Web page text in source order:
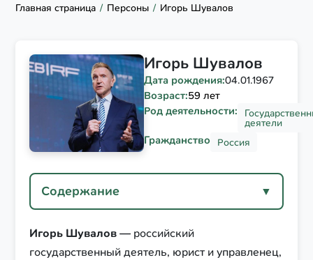
Главная страница Персоны Игорь Шувалов
Игорь Шувалов
Дата рождения:04.01.1967
Возраст:59 лет
Род деятельности:
деятели
Гражданство Россия
Содержание ▼
Игорь Шувалов— российский
государственный деятель, юрист и управленец,